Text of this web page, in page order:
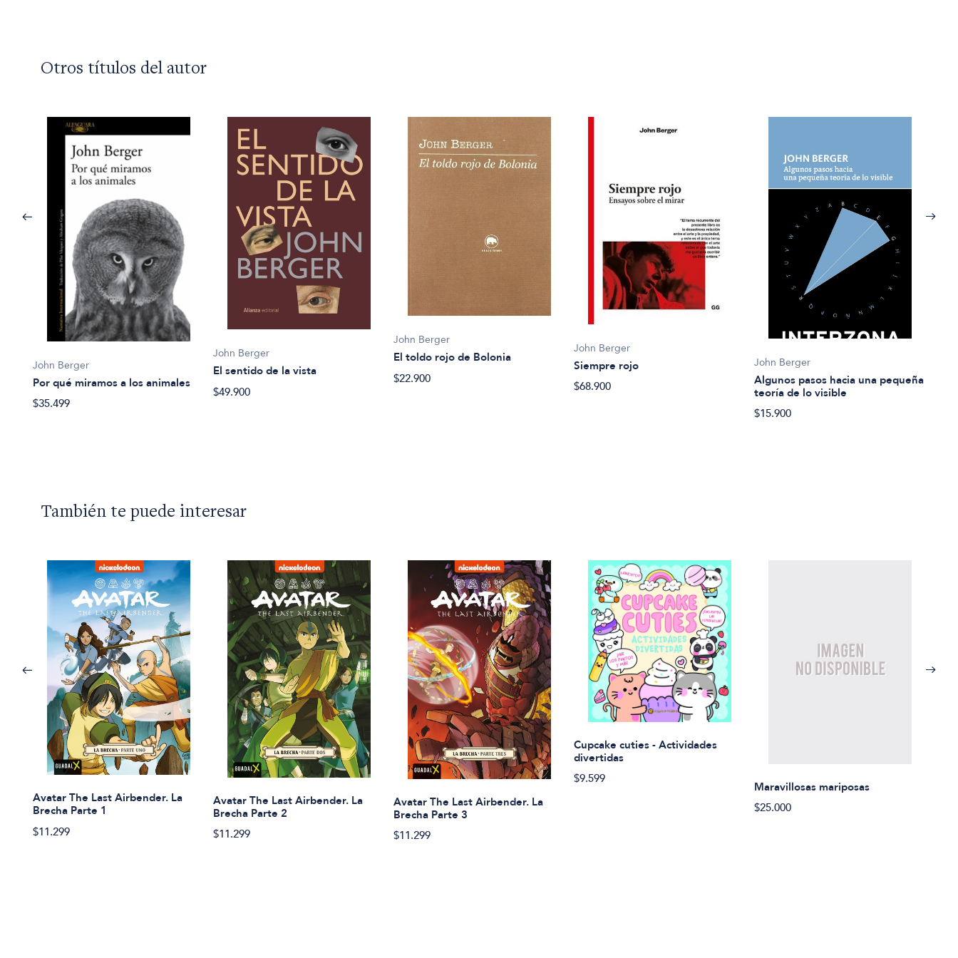
Otros títulos del autor
John Berger
Por qué miramos a los animales
$35.499
John Berger
El sentido de la vista
$49.900
John Berger
El toldo rojo de Bolonia
$22.900
John Berger
Siempre rojo
$68.900
John Berger
Algunos pasos hacia una pequeña
teoría de lo visible
$15.900
También te puede interesar
Avatar The Last Airbender. La
Brecha Parte 1
$11.299
Avatar The Last Airbender. La
Brecha Parte 2
$11.299
Avatar The Last Airbender. La
Brecha Parte 3
$11.299
Cupcake cuties - Actividades
divertidas
$9.599
Maravillosas mariposas
$25.000